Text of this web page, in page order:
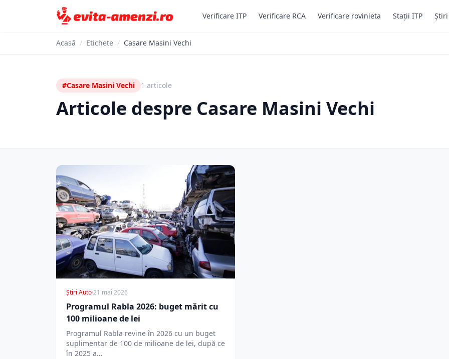
Verificare ITP Verificare RCA Verificare rovinieta Stații ITP
Acasă / Etichete / Casare Masini Vechi
#Casare Masini Vechi 1 articole
Articole despre Casare Masini Vechi
Știri Auto·21 mai 2026
Programul Rabla 2026: buget mărit cu
100 milioane de lei
Programul Rabla revine în 2026 cu un buget
suplimentar de 100 de milioane de lei, după ce
în 2025 a…